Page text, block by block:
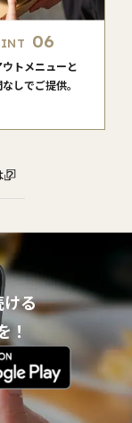
06
トメニューと
しでご提供。
？
る
！